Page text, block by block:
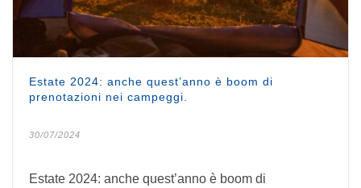
Estate 2024: anche quest’anno è boom di
prenotazioni nei campeggi.
30/07/2024
Estate 2024: anche quest’anno è boom di